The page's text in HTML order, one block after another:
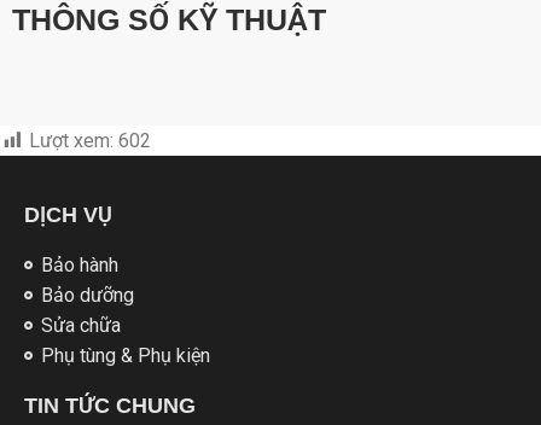
THÔNG SỐ KỸ THUẬT
Lượt xem: 602
DỊCH VỤ
Bảo hành
Bảo dưỡng
Sửa chữa
Phụ tùng & Phụ kiện
TIN TỨC CHUNG